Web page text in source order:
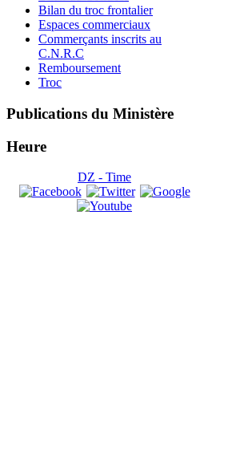
Bilan du troc frontalier
Espaces commerciaux
Commerçants inscrits au
C.N.R.C
Remboursement
Troc
Publications du Ministère
Heure
DZ - Time